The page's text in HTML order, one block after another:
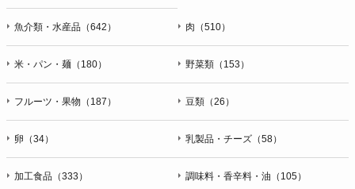
い致します。
個人情報の提供は任意と致しますが、当社が依頼する情報の提
応等に支障をきたす可能性がございますのでご了承下さい。
h）弊社は、弊社のウェブサイトへのアクセス状況について、
す。これらには、お客様のお名前、ご住所、電話番号、電子メ
魚介類・水産品（642） 肉（510）
米・パン・麺（180） 野菜類（153）
フルーツ・果物（187） 豆類（26）
卵（34） 乳製品・チーズ（58）
加工食品（333） 調味料・香辛料・油（105）